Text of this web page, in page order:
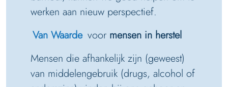
werken aan nieuw perspectief.
Van Waarde voor mensen in herstel
Mensen die afhankelijk zijn (geweest)
van middelengebruik (drugs, alcohol of